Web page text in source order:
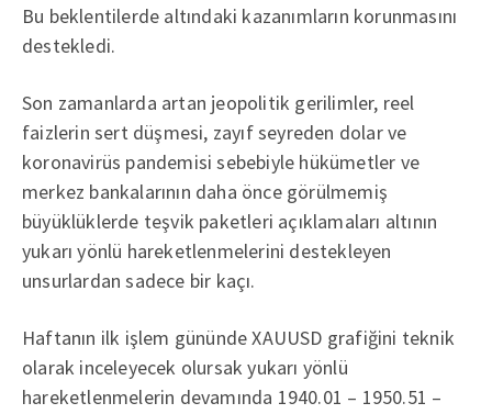
Bu beklentilerde altındaki kazanımların korunmasını
destekledi.
Son zamanlarda artan jeopolitik gerilimler, reel
faizlerin sert düşmesi, zayıf seyreden dolar ve
koronavirüs pandemisi sebebiyle hükümetler ve
merkez bankalarının daha önce görülmemiş
büyüklüklerde teşvik paketleri açıklamaları altının
yukarı yönlü hareketlenmelerini destekleyen
unsurlardan sadece bir kaçı.
Haftanın ilk işlem gününde XAUUSD grafiğini teknik
olarak inceleyecek olursak yukarı yönlü
hareketlenmelerin devamında 1940.01 – 1950.51 –